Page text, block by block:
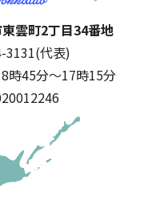
雲町2丁目34番地
3131(代表)
時45分～17時15分